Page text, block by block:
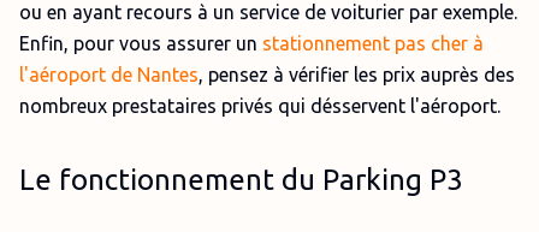
ou en ayant recours à un service de voiturier par exemple.
Enfin, pour vous assurer un stationnement pas cher à
l'aéroport de Nantes, pensez à vérifier les prix auprès des
nombreux prestataires privés qui désservent l'aéroport.
Le fonctionnement du Parking P3